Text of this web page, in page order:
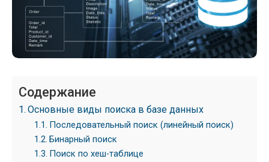
Содержание
Основные виды поиска в базе данных
Последовательный поиск (линейный поиск)
Бинарный поиск
Поиск по хеш-таблице